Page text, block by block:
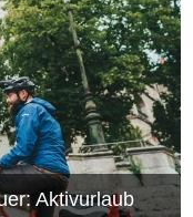
Aktivurlaub